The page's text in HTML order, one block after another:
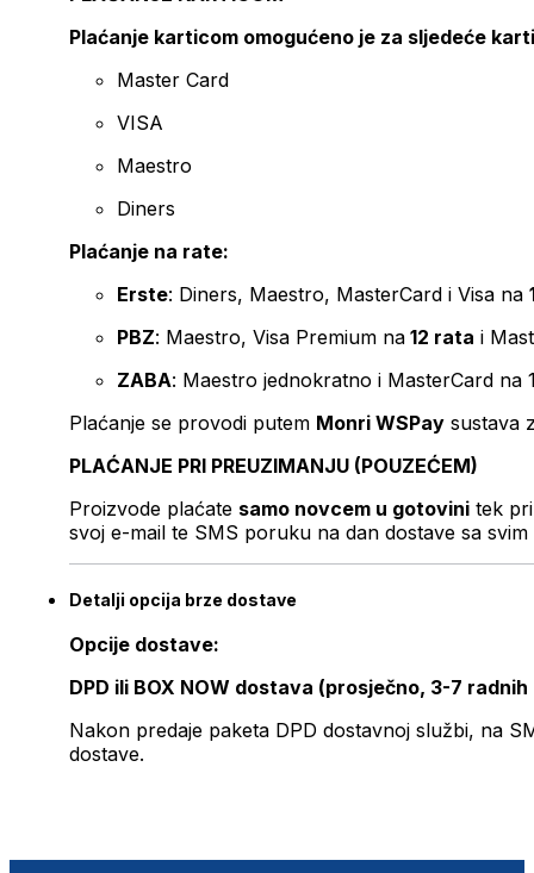
Plaćanje karticom omogućeno je za sljedeće
Master Card
VISA
Maestro
Diners
Plaćanje na rate:
Erste: Diners, Maestro, MasterCard i Visa na
PBZ: Maestro, Visa Premium na 12 rata i
ZABA: Maestro jednokratno i MasterCard na
Plaćanje se provodi putem Monri WSPay sustava
PLAĆANJE PRI PREUZIMANJU (POUZEĆEM)
Proizvode plaćate samo novcem u gotovini tek
svoj e-mail te SMS poruku na dan dostave sa svim
Detalji opcija brze dostave
Opcije dostave:
DPD ili BOX NOW dostava (prosječno, 3-7 radnih
Nakon predaje paketa DPD dostavnoj službi, na
dostave.